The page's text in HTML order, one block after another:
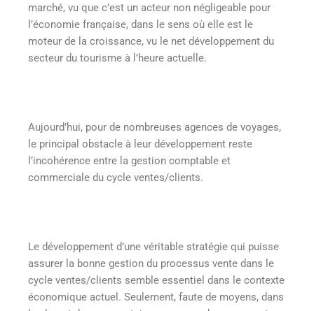
marché, vu que c’est un acteur non négligeable pour
l’économie française, dans le sens où elle est le
moteur de la croissance, vu le net développement du
secteur du tourisme à l’heure actuelle.
Aujourd’hui, pour de nombreuses agences de voyages,
le principal obstacle à leur développement reste
l’incohérence entre la gestion comptable et
commerciale du cycle ventes/clients.
Le développement d’une véritable stratégie qui puisse
assurer la bonne gestion du processus vente dans le
cycle ventes/clients semble essentiel dans le contexte
économique actuel. Seulement, faute de moyens, dans